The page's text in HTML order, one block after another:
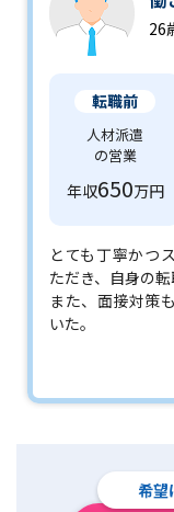
26
転職前
人材派遣
の営業
年収650万円
とても丁寧かつ
ただき、自身の
また、面接対策
いた。
希望